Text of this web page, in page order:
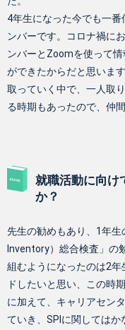
4年生になった今でも一
ンバーです。コロナ禍に
ンバーとZoomを使って
ができたからだと思いま
取っていく中で、一人取
る時期もあったので、仲
就職活動に向け
か？
先生の勧めもあり、1年
Inventory）総合検査」の
組むようになったのは2
ドしたいと思い、この時
に加えて、キャリアセン
ていき、SPIに関してはか